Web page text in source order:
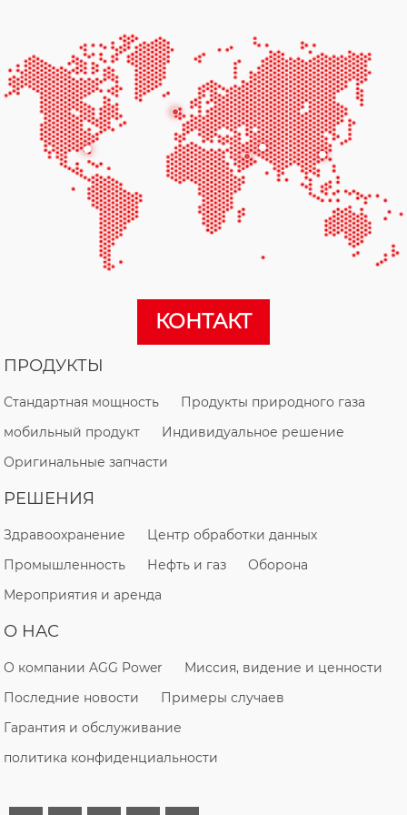
КОНТАКТ
ПРОДУКТЫ
Стандартная мощность
Продукты природного газа
мобильный продукт
Индивидуальное решение
Оригинальные запчасти
РЕШЕНИЯ
Здравоохранение
Центр обработки данных
Промышленность
Нефть и газ
Оборона
Мероприятия и аренда
О НАС
О компании AGG Power
Миссия, видение и ценности
Последние новости
Примеры случаев
Гарантия и обслуживание
политика конфиденциальности